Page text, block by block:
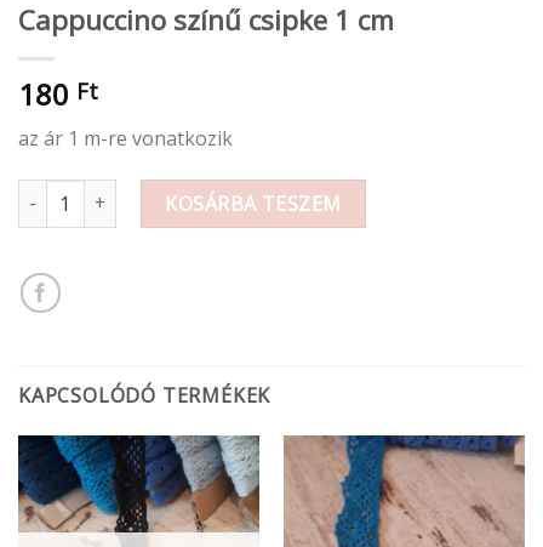
Cappuccino színű csipke 1 cm
180 Ft
az ár 1 m-re vonatkozik
Cappuccino színű csipke 1 cm mennyiség
KOSÁRBA TESZEM
KAPCSOLÓDÓ TERMÉKEK